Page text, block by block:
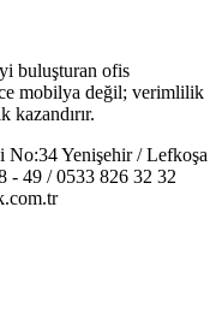
buluşturan ofis
mobilya değil; verimlilik
kazandırır.
No:34 Yenişehir / Lefkoşa
- 49 / 0533 826 32 32